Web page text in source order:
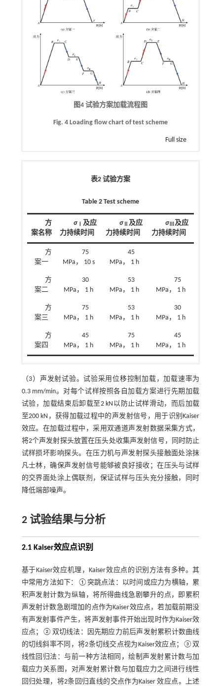
图4 试验方案加载流程图
Fig. 4 Loading flow chart of test scheme
Full size
表2 试验方案
Table 2 Test scheme
方
案名称
σ Ⅰ 及应
力持续时间
σ Ⅱ 及应
力持续时间
σⅢ及应
力持续时间
方
案一
75
MPa， 10 s
45
MPa， 1 h
方
案二
30
MPa， 1 h
53
MPa， 1 h
75
MPa， 1 h
方
案三
75
MPa， 1 h
53
MPa， 1 h
30
MPa， 1 h
方
案四
45
MPa， 1 h
75
MPa， 1 h
45
MPa， 1 h
（3）声发射试验。试验采用位移控制加载，加载速率为
0.3 mm/min。对每个试样按照各自加载方案进行先期加载
试验，加载结束后卸载至2 kN以防止试样滑动，而后加载
至200 kN，获得加载过程中的声发射信号，用于识别Kaiser
效应。在加载过程中，采用双通道声发射数据采集方式，
将2个声发射探头放置在压头处收集声发射信号，同时防止
试样损坏影响探头。在压力机与声发射探头接触面处涂抹
凡士林，确保声发射信号能够被良好接收；在压头与试样
的交界面处涂上偶联剂，保证试样与压头充分接触，同时
降低端部噪声。
2 试验结果与分析
2.1 Kaiser效应点识别
基于Kaiser效应机理，Kaiser效应点的识别方法有多种。其
中常用方法如下：①突跳点法：以时间或应力为横轴，累
积声发射计数为纵轴，将所得曲线急剧攀升的点，即累积
声发射计数急剧增加的点作为Kaiser效应点，若加载前期没
有声发射事件产生，将声发射事件开始出现时作为Kaiser效
应点；②双切线法：因先期应力前后声发射累积计数曲线
的切线斜率不同，将2条切线交点视为Kaiser效应点；③双
线性回归法：与前一种方法相同，绘制声发射累计数与加
载应力关系图，对声发射累计数与加载应力之间进行线性
回归处理，将2条回归直线的交点作为Kaiser 效应点。上述